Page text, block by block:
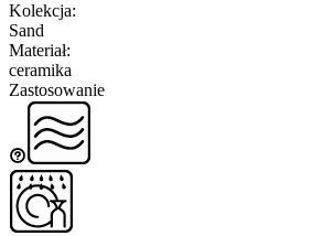
Kolekcja:
Sand
Materiał:
ceramika
Zastosowanie